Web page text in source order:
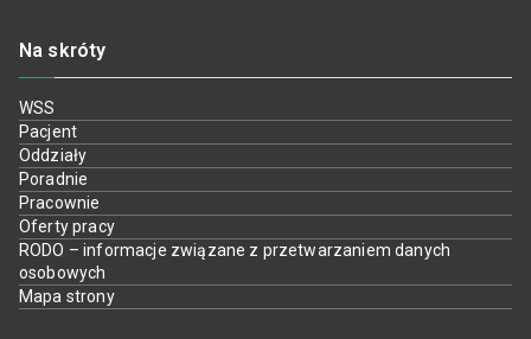
Na skróty
WSS
Pacjent
Oddziały
Poradnie
Pracownie
Oferty pracy
RODO – informacje związane z przetwarzaniem danych
osobowych
Mapa strony